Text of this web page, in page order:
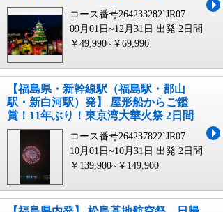
コース番号264233282`JR07
09月01日~12月31日 出発 2日間
￥49,990~￥69,990
【福島県・新幹線駅（福島駅・郡山
駅・新白河駅）発】 屋形船からご鑑
賞！11年ぶり！東京湾大華火祭 2日間
コース番号264237822`JR07
10月01日~10月31日 出発 2日間
￥139,900~￥149,900